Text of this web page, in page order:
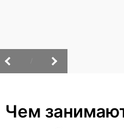
Чем